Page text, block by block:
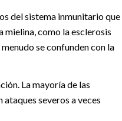
del sistema inmunitario que
mielina, como la esclerosis
se confunden con la
La mayoría de las
severos a veces